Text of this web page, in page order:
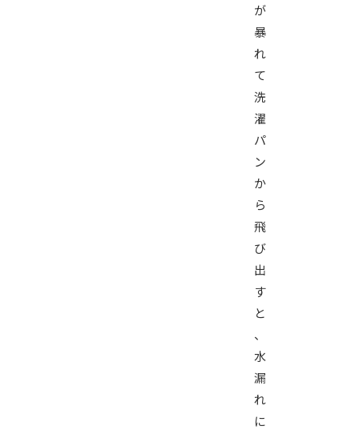
が
暴
れ
て
洗
濯
パ
ン
か
ら
飛
び
出
す
と
、
水
漏
れ
に